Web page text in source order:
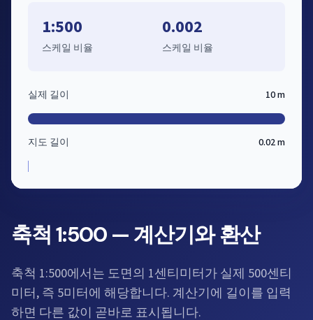
축척 1:500 — 계산기와 환산
축척 1:500에서는 도면의 1센티미터가 실제 500센티
미터, 즉 5미터에 해당합니다. 계산기에 길이를 입력
하면 다른 값이 곧바로 표시됩니다.
1:500
스케일 비율
0.002
스케일 비율
실제 길이 10 m
지도 길이 0.02 m